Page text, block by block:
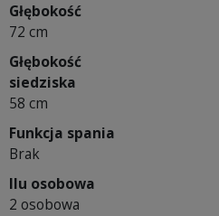
Głębokość
72 cm
Głębokość
siedziska
58 cm
Funkcja spania
Brak
Ilu osobowa
2 osobowa